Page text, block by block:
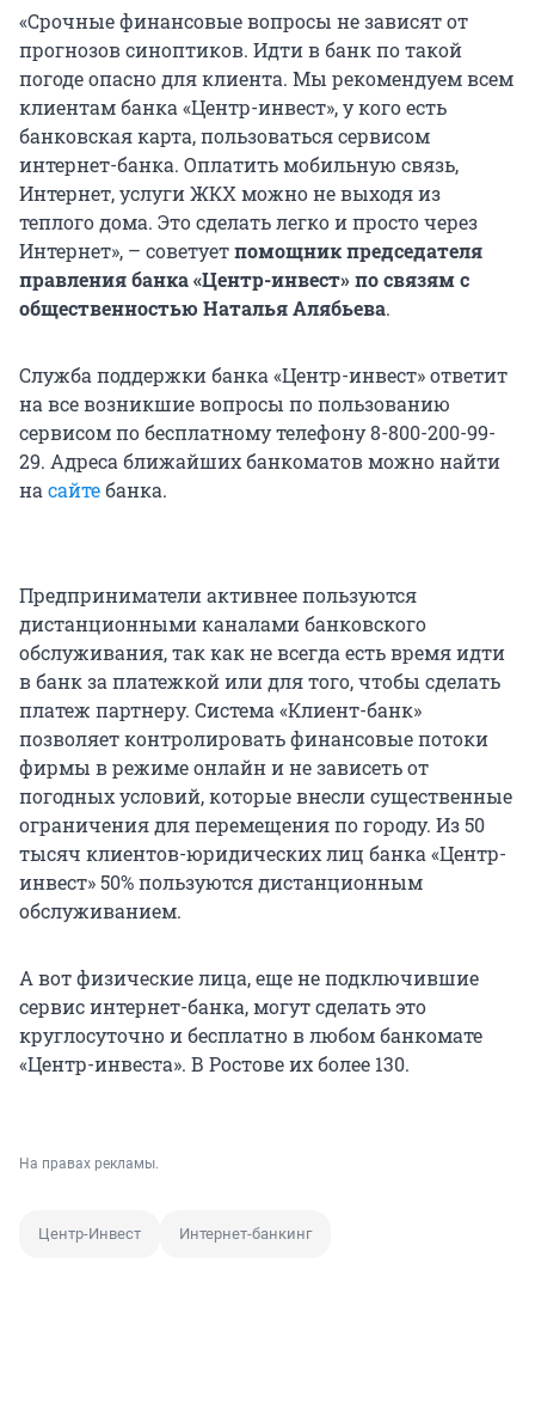
«Срочные финансовые вопросы не зависят от
прогнозов синоптиков. Идти в банк по такой
погоде опасно для клиента. Мы рекомендуем всем
клиентам банка «Центр-инвест», у кого есть
банковская карта, пользоваться сервисом
интернет-банка. Оплатить мобильную связь,
Интернет, услуги ЖКХ можно не выходя из
теплого дома. Это сделать легко и просто через
Интернет», – советуетпомощник председателя
правления банка «Центр-инвест» по связям с
общественностью Наталья Алябьева.
Служба поддержки банка «Центр-инвест» ответит
на все возникшие вопросы по пользованию
сервисом по бесплатному телефону 8-800-200-99-
29. Адреса ближайших банкоматов можно найти
на сайтебанка.
Предприниматели активнее пользуются
дистанционными каналами банковского
обслуживания, так как не всегда есть время идти
в банк за платежкой или для того, чтобы сделать
платеж партнеру. Система «Клиент-банк»
позволяет контролировать финансовые потоки
фирмы в режиме онлайн и не зависеть от
погодных условий, которые внесли существенные
ограничения для перемещения по городу. Из 50
тысяч клиентов-юридических лиц банка «Центр-
инвест» 50% пользуются дистанционным
обслуживанием.
А вот физические лица, еще не подключившие
сервис интернет-банка, могут сделать это
круглосуточно и бесплатно в любом банкомате
«Центр-инвеста». В Ростове их более 130.
На правах рекламы.
Центр-Инвест Интернет-банкинг